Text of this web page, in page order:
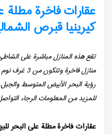
عقارات فاخرة مطلة
كیرینیا قبرص
منازل فاخرة
رؤية البحر الأبيض المتوسط
للمزيد من المعلومات الرجاء
عقارات فاخرة مطلة على البحر